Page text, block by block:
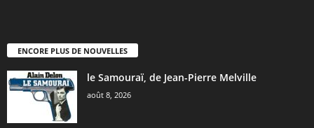
ENCORE PLUS DE NOUVELLES
le Samouraï, de Jean-Pierre Melville
août 8, 2026